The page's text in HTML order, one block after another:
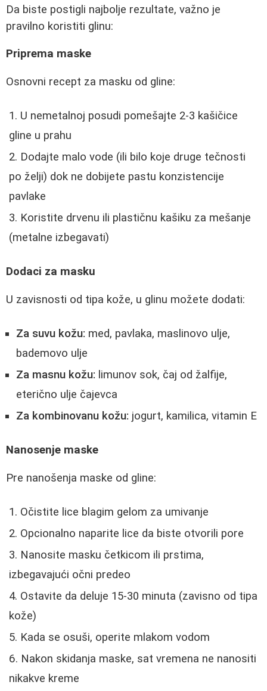
Da biste postigli najbolje rezultate, važno je
pravilno koristiti glinu:
Priprema maske
Osnovni recept za masku od gline:
U nemetalnoj posudi pomešajte 2-3 kašičice
gline u prahu
Dodajte malo vode (ili bilo koje druge tečnosti
po želji) dok ne dobijete pastu konzistencije
pavlake
Koristite drvenu ili plastičnu kašiku za mešanje
(metalne izbegavati)
Dodaci za masku
U zavisnosti od tipa kože, u glinu možete dodati:
Za suvu kožu: med, pavlaka, maslinovo ulje,
bademovo ulje
Za masnu kožu: limunov sok, čaj od žalfije,
eterično ulje čajevca
Za kombinovanu kožu: jogurt, kamilica, vitamin E
Nanosenje maske
Pre nanošenja maske od gline:
Očistite lice blagim gelom za umivanje
Opcionalno naparite lice da biste otvorili pore
Nanosite masku četkicom ili prstima,
izbegavajući očni predeo
Ostavite da deluje 15-30 minuta (zavisno od tipa
kože)
Kada se osuši, operite mlakom vodom
Nakon skidanja maske, sat vremena ne nanositi
nikakve kreme